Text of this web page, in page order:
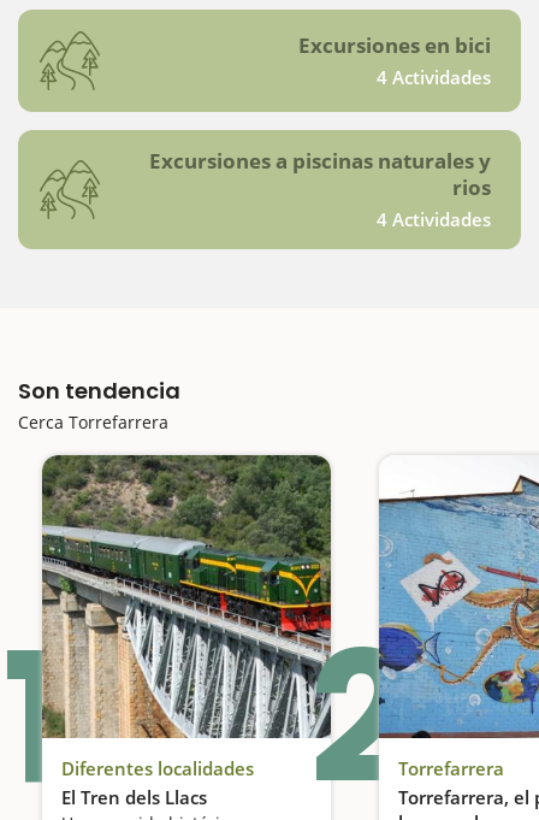
Excursiones en bici
4 Actividades
Excursiones a piscinas naturales y
rios
4 Actividades
Son tendencia
Cerca Torrefarrera
1 Diferentes localidades
El Tren dels Llacs
2Torrefarrera
Torrefarrera, el